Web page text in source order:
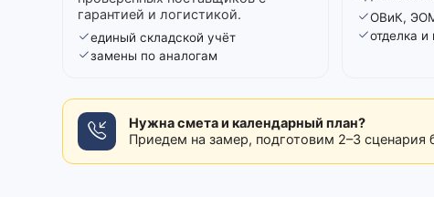
гарантией и логистикой.
единый складской учёт
замены по аналогам
ОВиК,
отделка и
Нужна смета и календарный план?
Приедем на замер, подготовим 2–3